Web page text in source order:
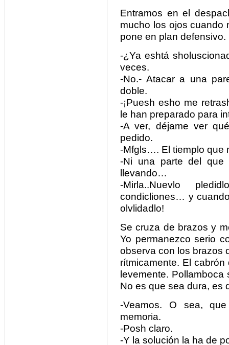
Entramos en el
mucho los ojos cuando
pone en plan defensivo.
-¿Ya eshtá
veces.
-No.- Atacar a una
doble.
-¡Puesh esho me
le han preparado para
-A ver, déjame ver
pedido.
-Mfgls…. El tiemplo que
-Ni una parte del que
llevando…
-Mirla..Nuevlo
condicliones… y
olvlidadlo!
Se cruza de brazos y
Yo permanezco serio
observa con los brazos
rítmicamente. El
levemente.
No es que sea dura, es
-Veamos. O sea,
memoria.
-Posh claro.
-Y la solución la ha de